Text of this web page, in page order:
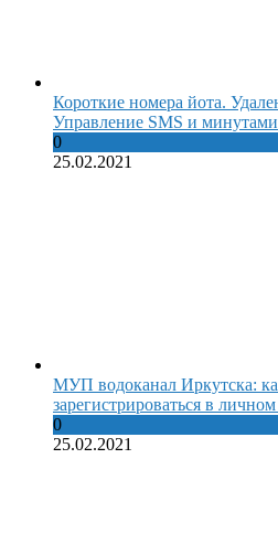
Короткие номера йота.
Управление SMS и минутами
0
25.02.2021
МУП водоканал Иркутска:
зарегистрироваться в
0
25.02.2021